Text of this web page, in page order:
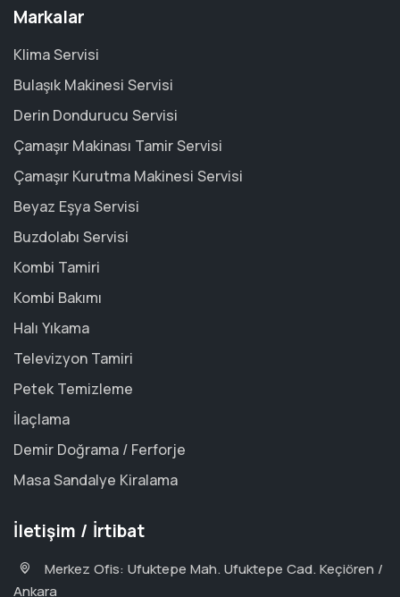
Markalar
Klima Servisi
Bulaşık Makinesi Servisi
Derin Dondurucu Servisi
Çamaşır Makinası Tamir Servisi
Çamaşır Kurutma Makinesi Servisi
Beyaz Eşya Servisi
Buzdolabı Servisi
Kombi Tamiri
Kombi Bakımı
Halı Yıkama
Televizyon Tamiri
Petek Temizleme
İlaçlama
Demir Doğrama / Ferforje
Masa Sandalye Kiralama
İletişim / İrtibat
Merkez Ofis: Ufuktepe Mah. Ufuktepe Cad. Keçiören /
Ankara